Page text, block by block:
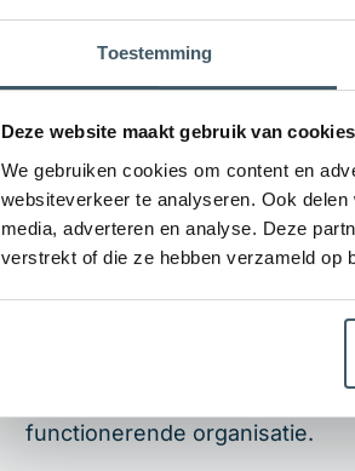
Toestemming
Deze website maakt gebruik van cookies
We gebruiken cookies om content en
websiteverkeer te analyseren. Ook
media, adverteren en analyse. Deze
verstrekt of die ze hebben verzameld op
tegen steken scherp tegen
Zo dicht mogelijk
Hoewel er dus een aantal
discussies te proberen een
doordacht standpunt verdient
functionerende organisatie.